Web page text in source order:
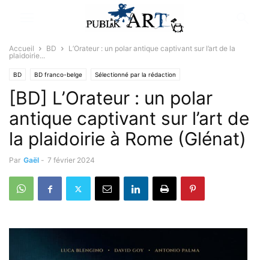
Accueil BD
L’Orateur : un polar antique captivant sur l’art de la
plaidoirie...
BD BD franco-belge Sélectionné par la rédaction
[BD] L’Orateur : un polar
antique captivant sur l’art de
la plaidoirie à Rome (Glénat)
Par Gaël - 7 février 2024